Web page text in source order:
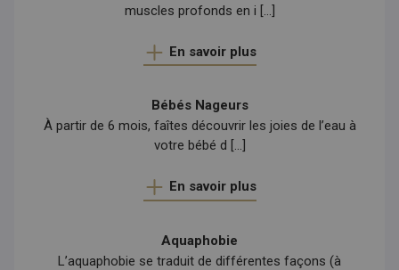
muscles profonds en i [...]
En savoir plus
Bébés Nageurs
À partir de 6 mois, faîtes découvrir les joies de l’eau à
votre bébé d [...]
En savoir plus
Aquaphobie
L’aquaphobie se traduit de différentes façons (à